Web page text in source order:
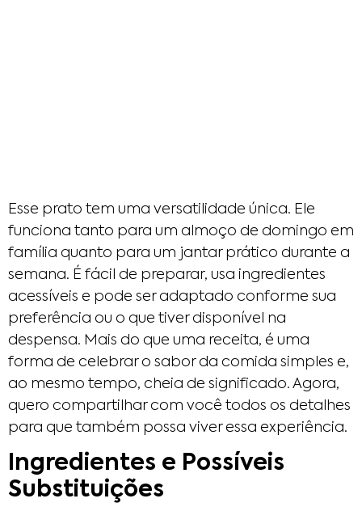
Esse prato tem uma versatilidade única. Ele
funciona tanto para um almoço de domingo em
família quanto para um jantar prático durante a
semana. É fácil de preparar, usa ingredientes
acessíveis e pode ser adaptado conforme sua
preferência ou o que tiver disponível na
despensa. Mais do que uma receita, é uma
forma de celebrar o sabor da comida simples e,
ao mesmo tempo, cheia de significado. Agora,
quero compartilhar com você todos os detalhes
para que também possa viver essa experiência.
Ingredientes e Possíveis
Substituições